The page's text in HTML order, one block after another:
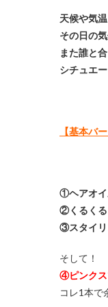
天候や気温
その日の気
また誰と合
シチュエ
【基本バ
①ヘアオ
②くるくる
③スタイリ
そして！
④ピンク
コレ1本で